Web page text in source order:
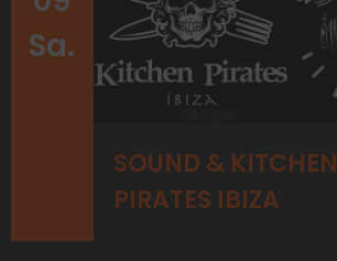
SOUND & KITCHEN
PIRATES IBIZA
Sa.